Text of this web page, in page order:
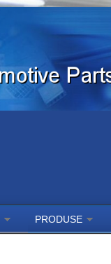
PRODUSE